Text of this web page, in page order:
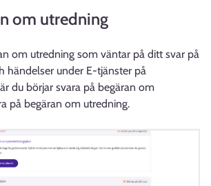
om utredning
om utredning som väntar på ditt svar på
händelser under E-tjänster på
du börjar svara på begäran om
på begäran om utredning.